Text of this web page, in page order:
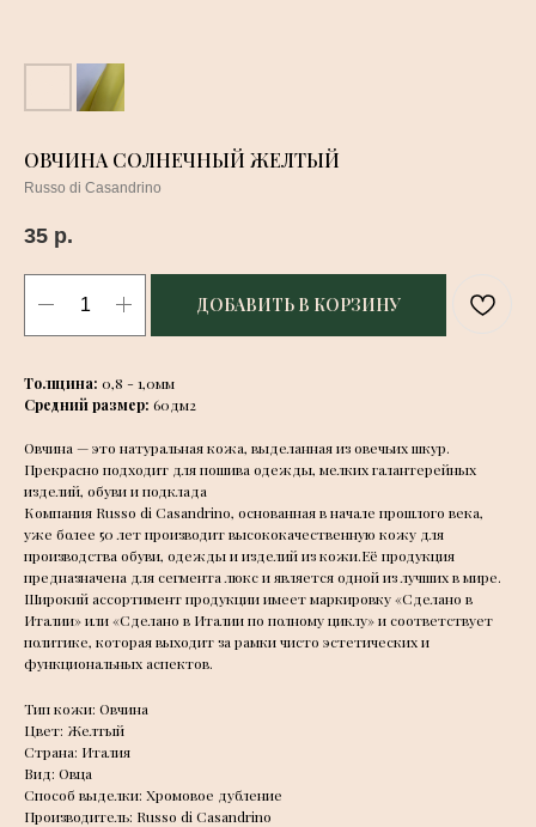
ОВЧИНА СОЛНЕЧНЫЙ ЖЕЛТЫЙ
Russo di Casandrino
35 р.
ДОБАВИТЬ В КОРЗИНУ
Толщина: 0,8 - 1,0мм
Средний размер: 60дм2
Овчина — это натуральная кожа, выделанная из овечьих шкур.
Прекрасно подходит для пошива одежды, мелких галантерейных
изделий, обуви и подклада
Компания Russo di Casandrino, основанная в начале прошлого века,
уже более 50 лет производит высококачественную кожу для
производства обуви, одежды и изделий из кожи.Её продукция
предназначена для сегмента люкс и является одной из лучших в мире.
Широкий ассортимент продукции имеет маркировку «Сделано в
Италии» или «Сделано в Италии по полному циклу» и соответствует
политике, которая выходит за рамки чисто эстетических и
функциональных аспектов.
Тип кожи: Овчина
Цвет: Желтый
Страна: Италия
Вид: Овца
Способ выделки: Хромовое дубление
Производитель: Russo di Casandrino